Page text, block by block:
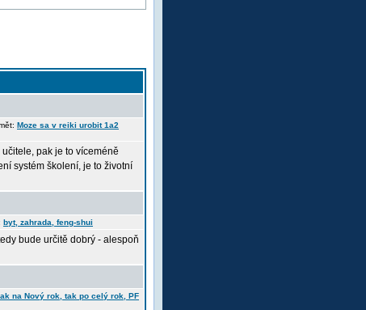
Moze sa v reiki urobit 1a2
pak je to víceméně
systém školení, je to životní
byt, zahrada, feng-shui
bude určitě dobrý - alespoň
na Nový rok, tak po celý rok, PF